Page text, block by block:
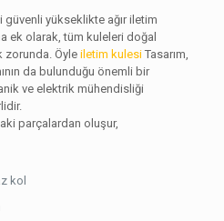
güvenli yükseklikte ağır iletim
ek olarak, tüm kuleleri doğal
zorunda. Öyle iletim kulesiTasarım,
da bulunduğu önemli bir
ve elektrik mühendisliği
parçalardan oluşur,
kol